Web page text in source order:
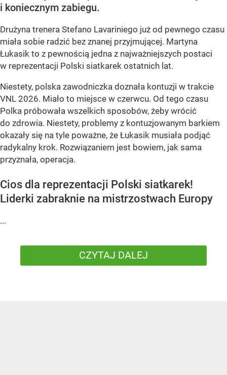
i koniecznym zabiegu.
Drużyna trenera Stefano Lavariniego już od pewnego czasu
miała sobie radzić bez znanej przyjmującej. Martyna
Łukasik to z pewnością jedna z najważniejszych postaci
w reprezentacji Polski siatkarek ostatnich lat.
Niestety, polska zawodniczka doznała kontuzji w trakcie
VNL 2026. Miało to miejsce w czerwcu. Od tego czasu
Polka próbowała wszelkich sposobów, żeby wrócić
do zdrowia. Niestety, problemy z kontuzjowanym barkiem
okazały się na tyle poważne, że Łukasik musiała podjąć
radykalny krok. Rozwiązaniem jest bowiem, jak sama
przyznała, operacja.
Cios dla reprezentacji Polski siatkarek!
Liderki zabraknie na mistrzostwach Europy
...
CZYTAJ DALEJ